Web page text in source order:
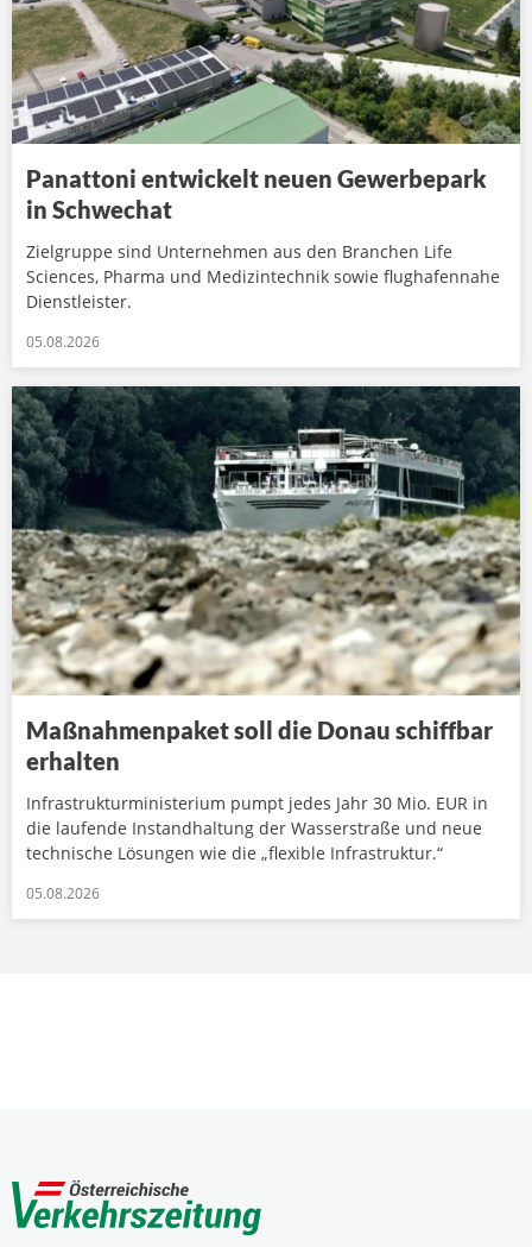
Panattoni entwickelt neuen Gewerbepark
in Schwechat
Zielgruppe sind Unternehmen aus den Branchen Life
Sciences, Pharma und Medizintechnik sowie flughafennahe
Dienstleister.
05.08.2026
Maßnahmenpaket soll die Donau schiffbar
erhalten
Infrastrukturministerium pumpt jedes Jahr 30 Mio. EUR in
die laufende Instandhaltung der Wasserstraße und neue
technische Lösungen wie die „flexible Infrastruktur.“
05.08.2026